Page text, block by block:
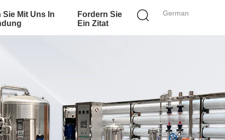
German
Sie Mit Uns In
Fordern Sie
Ein Zitat